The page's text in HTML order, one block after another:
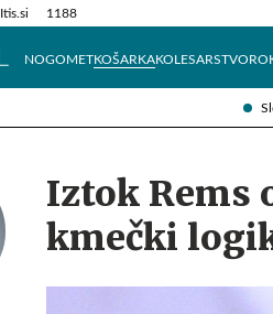
Itis.si 1188
NOGOMETKOŠARKAKOLESARSTVO
Tehnik
Iztok Rems
kmečki